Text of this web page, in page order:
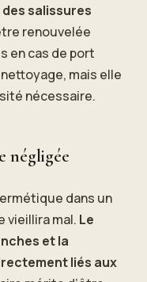
salissures
renouvelée
en cas de port
mais elle
nécessaire.
négligée
dans un
vieillira mal. Le
et la
liés aux